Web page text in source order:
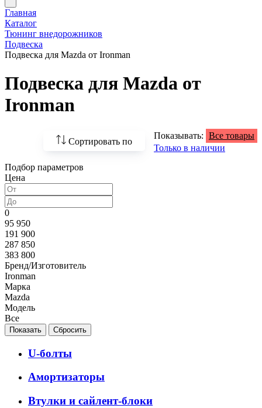
Главная
Каталог
Тюнинг внедорожников
Подвеска
Подвеска для Mazda от Ironman
Подвеска для Mazda от
Ironman
Сортировать по
По возрастанию
По популярности
Показывать: Все товары
Только в наличии
Подбор параметров
Цена
0
95 950
191 900
287 850
383 800
Бренд/Изготовитель
Ironman
Марка
Mazda
Модель
Все
U-болты
Амортизаторы
Втулки и сайлент-блоки